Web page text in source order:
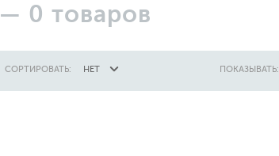
— 0 товаров
СОРТИРОВАТЬ: НЕТ ПОКАЗЫВАТЬ: